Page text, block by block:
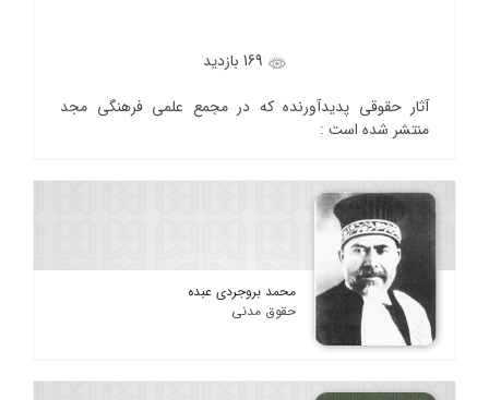
آثار حقوقی پدیدآورنده که در مجمع علمی فرهنگی مجد
منتشر شده است :
محمد بروجردی عبده
حقوق مدنی